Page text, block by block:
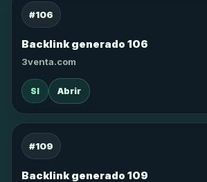
#106
Backlink generado 106
3venta.com
SI Abrir
#109
Backlink generado 109